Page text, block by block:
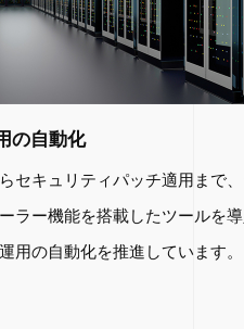
の自動化
セキュリティパッチ適用まで
ラー機能を搭載したツールを導
用の自動化を推進しています。